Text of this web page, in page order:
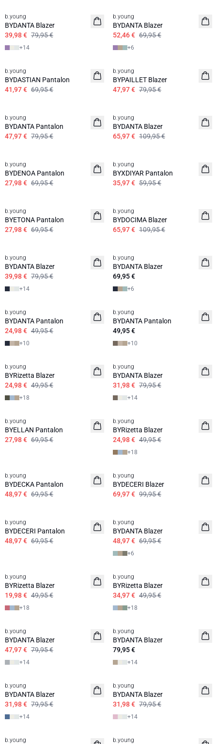
b.young
BYDANTA Blazer
39,98 € 79,95 €
+14
b.young
BYDANTA Blazer
52,46 € 69,95 €
+6
b.young
BYDASTIAN Pantalon
41,97 € 69,95 €
b.young
BYPAILLET Blazer
47,97 € 79,95 €
b.young
BYDANTA Pantalon
47,97 € 79,95 €
b.young
BYDANTA Blazer
65,97 € 109,95 €
b.young
BYDENOA Pantalon
27,98 € 69,95 €
b.young
BYXDIYAR Pantalon
35,97 € 59,95 €
b.young
BYETONA Pantalon
27,98 € 69,95 €
b.young
BYDOCIMA Blazer
65,97 € 109,95 €
b.young
BYDANTA Blazer
39,98 € 79,95 €
+14
b.young
BYDANTA Blazer
69,95 €
+6
b.young
BYDANTA Pantalon
24,98 € 49,95 €
+10
b.young
BYDANTA Pantalon
49,95 €
+10
b.young
BYRizetta Blazer
24,98 € 49,95 €
+18
b.young
BYDANTA Blazer
31,98 € 79,95 €
+14
b.young
BYELLAN Pantalon
27,98 € 69,95 €
b.young
BYRizetta Blazer
24,98 € 49,95 €
+18
b.young
BYDECKA Pantalon
48,97 € 69,95 €
b.young
BYDECERI Blazer
69,97 € 99,95 €
b.young
BYDECERI Pantalon
48,97 € 69,95 €
b.young
BYDANTA Blazer
48,97 € 69,95 €
+6
b.young
BYRizetta Blazer
19,98 € 49,95 €
+18
b.young
BYRizetta Blazer
34,97 € 49,95 €
+18
b.young
BYDANTA Blazer
47,97 € 79,95 €
+14
b.young
BYDANTA Blazer
79,95 €
+14
b.young
BYDANTA Blazer
31,98 € 79,95 €
+14
b.young
BYDANTA Blazer
31,98 € 79,95 €
+14
b.young b.young